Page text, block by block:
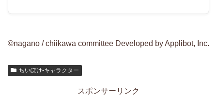
©nagano / chiikawa committee Developed by Applibot, Inc.
ちいぽけ-キャラクター
スポンサーリンク